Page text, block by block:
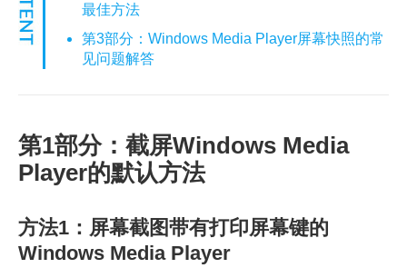
最佳方法
第3部分：Windows Media Player屏幕快照的常
见问题解答
第1部分：截屏Windows Media
Player的默认方法
方法1：屏幕截图带有打印屏幕键的
Windows Media Player